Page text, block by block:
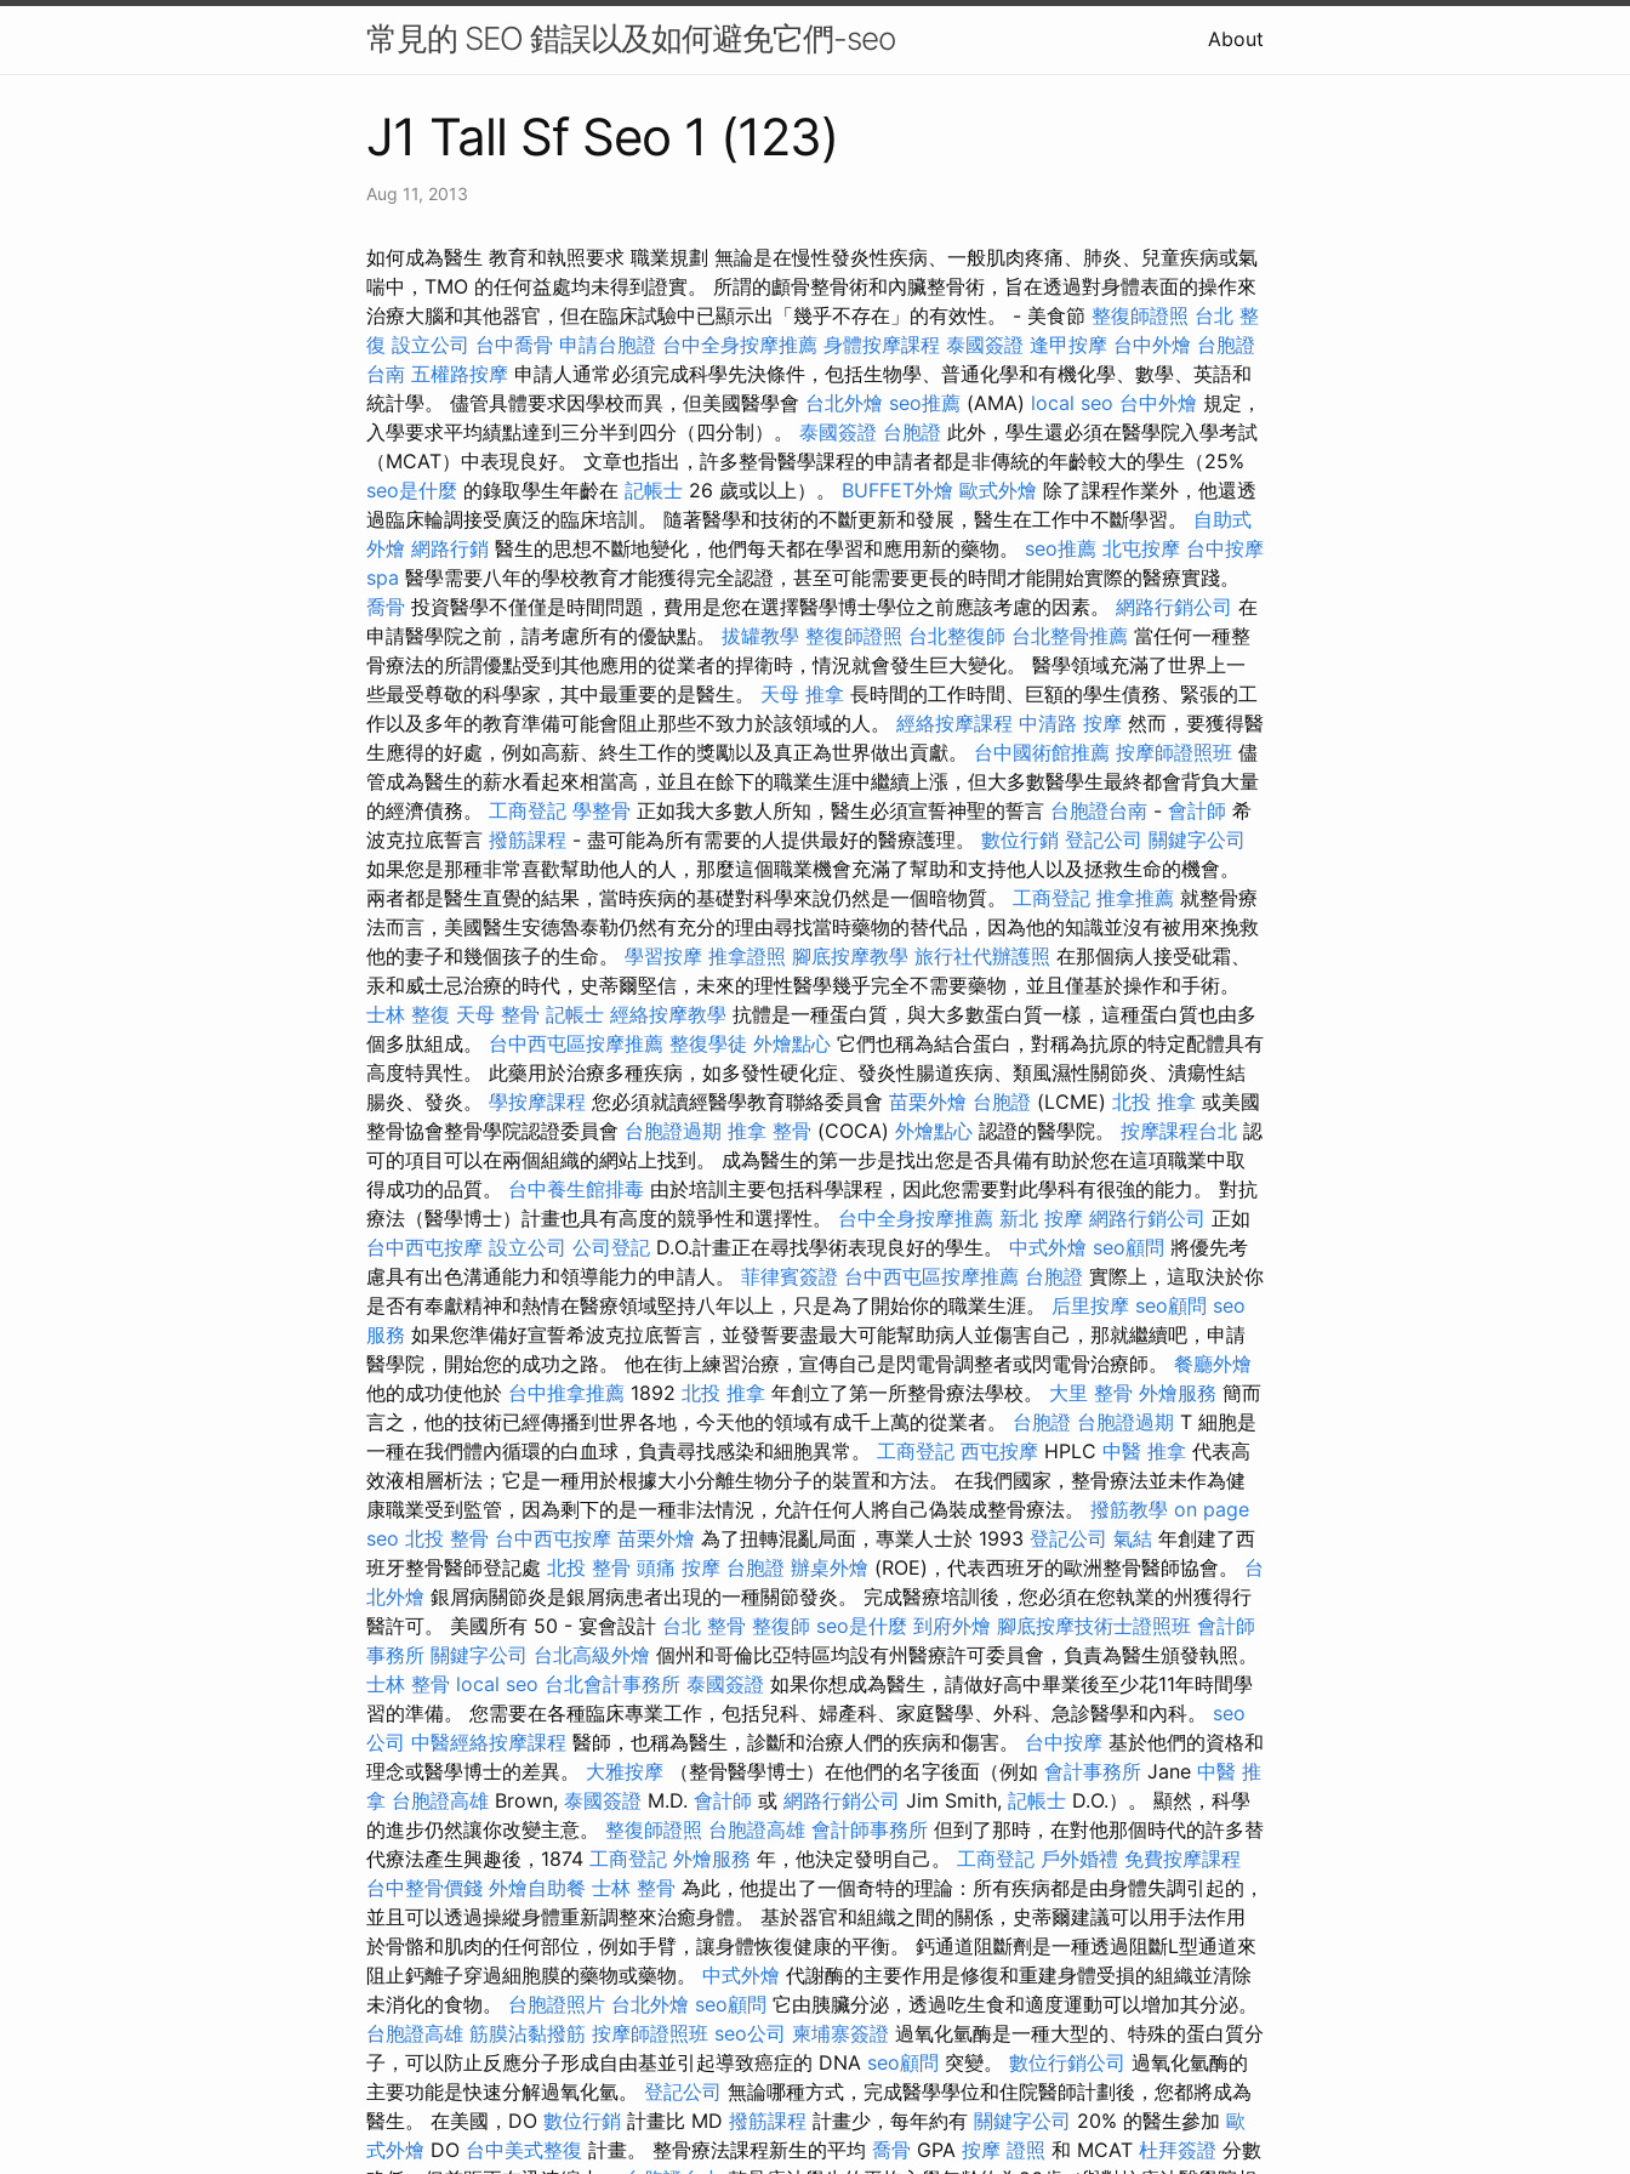
常見的 SEO 錯誤以及如何避免它們-seo About
J1 Tall Sf Seo 1 (123)
Aug 11, 2013
如何成為醫生 教育和執照要求 職業規劃 無論是在慢性發炎性疾病、一般肌肉疼痛、肺炎、兒童疾病或氣
喘中，TMO 的任何益處均未得到證實。 所謂的顱骨整骨術和內臟整骨術，旨在透過對身體表面的操作來
治療大腦和其他器官，但在臨床試驗中已顯示出「幾乎不存在」的有效性。 - 美食節 整復師證照 台北 整
復 設立公司 台中喬骨 申請台胞證 台中全身按摩推薦 身體按摩課程 泰國簽證 逢甲按摩 台中外燴 台胞證
台南 五權路按摩 申請人通常必須完成科學先決條件，包括生物學、普通化學和有機化學、數學、英語和
統計學。 儘管具體要求因學校而異，但美國醫學會 台北外燴 seo推薦 (AMA) local seo 台中外燴 規定，
入學要求平均績點達到三分半到四分（四分制）。 泰國簽證 台胞證 此外，學生還必須在醫學院入學考試
（MCAT）中表現良好。 文章也指出，許多整骨醫學課程的申請者都是非傳統的年齡較大的學生（25%
seo是什麼 的錄取學生年齡在 記帳士 26 歲或以上）。 BUFFET外燴 歐式外燴 除了課程作業外，他還透
過臨床輪調接受廣泛的臨床培訓。 隨著醫學和技術的不斷更新和發展，醫生在工作中不斷學習。 自助式
外燴 網路行銷 醫生的思想不斷地變化，他們每天都在學習和應用新的藥物。 seo推薦 北屯按摩 台中按摩
spa 醫學需要八年的學校教育才能獲得完全認證，甚至可能需要更長的時間才能開始實際的醫療實踐。
喬骨 投資醫學不僅僅是時間問題，費用是您在選擇醫學博士學位之前應該考慮的因素。 網路行銷公司 在
申請醫學院之前，請考慮所有的優缺點。 拔罐教學 整復師證照 台北整復師 台北整骨推薦 當任何一種整
骨療法的所謂優點受到其他應用的從業者的捍衛時，情況就會發生巨大變化。 醫學領域充滿了世界上一
些最受尊敬的科學家，其中最重要的是醫生。 天母 推拿 長時間的工作時間、巨額的學生債務、緊張的工
作以及多年的教育準備可能會阻止那些不致力於該領域的人。 經絡按摩課程 中清路 按摩 然而，要獲得醫
生應得的好處，例如高薪、終生工作的獎勵以及真正為世界做出貢獻。 台中國術館推薦 按摩師證照班 儘
管成為醫生的薪水看起來相當高，並且在餘下的職業生涯中繼續上漲，但大多數醫學生最終都會背負大量
的經濟債務。 工商登記 學整骨 正如我大多數人所知，醫生必須宣誓神聖的誓言 台胞證台南 - 會計師 希
波克拉底誓言 撥筋課程 - 盡可能為所有需要的人提供最好的醫療護理。 數位行銷 登記公司 關鍵字公司
如果您是那種非常喜歡幫助他人的人，那麼這個職業機會充滿了幫助和支持他人以及拯救生命的機會。
兩者都是醫生直覺的結果，當時疾病的基礎對科學來說仍然是一個暗物質。 工商登記 推拿推薦 就整骨療
法而言，美國醫生安德魯泰勒仍然有充分的理由尋找當時藥物的替代品，因為他的知識並沒有被用來挽救
他的妻子和幾個孩子的生命。 學習按摩 推拿證照 腳底按摩教學 旅行社代辦護照 在那個病人接受砒霜、
汞和威士忌治療的時代，史蒂爾堅信，未來的理性醫學幾乎完全不需要藥物，並且僅基於操作和手術。
士林 整復 天母 整骨 記帳士 經絡按摩教學 抗體是一種蛋白質，與大多數蛋白質一樣，這種蛋白質也由多
個多肽組成。 台中西屯區按摩推薦 整復學徒 外燴點心 它們也稱為結合蛋白，對稱為抗原的特定配體具有
高度特異性。 此藥用於治療多種疾病，如多發性硬化症、發炎性腸道疾病、類風濕性關節炎、潰瘍性結
腸炎、發炎。 學按摩課程 您必須就讀經醫學教育聯絡委員會 苗栗外燴 台胞證 (LCME) 北投 推拿 或美國
整骨協會整骨學院認證委員會 台胞證過期 推拿 整骨 (COCA) 外燴點心 認證的醫學院。 按摩課程台北 認
可的項目可以在兩個組織的網站上找到。 成為醫生的第一步是找出您是否具備有助於您在這項職業中取
得成功的品質。 台中養生館排毒 由於培訓主要包括科學課程，因此您需要對此學科有很強的能力。 對抗
療法（醫學博士）計畫也具有高度的競爭性和選擇性。 台中全身按摩推薦 新北 按摩 網路行銷公司 正如
台中西屯按摩 設立公司 公司登記 D.O.計畫正在尋找學術表現良好的學生。 中式外燴 seo顧問 將優先考
慮具有出色溝通能力和領導能力的申請人。 菲律賓簽證 台中西屯區按摩推薦 台胞證 實際上，這取決於你
是否有奉獻精神和熱情在醫療領域堅持八年以上，只是為了開始你的職業生涯。 后里按摩 seo顧問 seo
服務 如果您準備好宣誓希波克拉底誓言，並發誓要盡最大可能幫助病人並傷害自己，那就繼續吧，申請
醫學院，開始您的成功之路。 他在街上練習治療，宣傳自己是閃電骨調整者或閃電骨治療師。 餐廳外燴
他的成功使他於 台中推拿推薦 1892 北投 推拿 年創立了第一所整骨療法學校。 大里 整骨 外燴服務 簡而
言之，他的技術已經傳播到世界各地，今天他的領域有成千上萬的從業者。 台胞證 台胞證過期 T 細胞是
一種在我們體內循環的白血球，負責尋找感染和細胞異常。 工商登記 西屯按摩 HPLC 中醫 推拿 代表高
效液相層析法；它是一種用於根據大小分離生物分子的裝置和方法。 在我們國家，整骨療法並未作為健
康職業受到監管，因為剩下的是一種非法情況，允許任何人將自己偽裝成整骨療法。 撥筋教學 on page
seo 北投 整骨 台中西屯按摩 苗栗外燴 為了扭轉混亂局面，專業人士於 1993 登記公司 氣結 年創建了西
班牙整骨醫師登記處 北投 整骨 頭痛 按摩 台胞證 辦桌外燴 (ROE)，代表西班牙的歐洲整骨醫師協會。 台
北外燴 銀屑病關節炎是銀屑病患者出現的一種關節發炎。 完成醫療培訓後，您必須在您執業的州獲得行
醫許可。 美國所有 50 - 宴會設計 台北 整骨 整復師 seo是什麼 到府外燴 腳底按摩技術士證照班 會計師
事務所 關鍵字公司 台北高級外燴 個州和哥倫比亞特區均設有州醫療許可委員會，負責為醫生頒發執照。
士林 整骨 local seo 台北會計事務所 泰國簽證 如果你想成為醫生，請做好高中畢業後至少花11年時間學
習的準備。 您需要在各種臨床專業工作，包括兒科、婦產科、家庭醫學、外科、急診醫學和內科。 seo
公司 中醫經絡按摩課程 醫師，也稱為醫生，診斷和治療人們的疾病和傷害。 台中按摩 基於他們的資格和
理念或醫學博士的差異。 大雅按摩 （整骨醫學博士）在他們的名字後面（例如 會計事務所 Jane 中醫 推
拿 台胞證高雄 Brown, 泰國簽證 M.D. 會計師 或 網路行銷公司 Jim Smith, 記帳士 D.O.）。 顯然，科學
的進步仍然讓你改變主意。 整復師證照 台胞證高雄 會計師事務所 但到了那時，在對他那個時代的許多替
代療法產生興趣後，1874 工商登記 外燴服務 年，他決定發明自己。 工商登記 戶外婚禮 免費按摩課程
台中整骨價錢 外燴自助餐 士林 整骨 為此，他提出了一個奇特的理論：所有疾病都是由身體失調引起的，
並且可以透過操縱身體重新調整來治癒身體。 基於器官和組織之間的關係，史蒂爾建議可以用手法作用
於骨骼和肌肉的任何部位，例如手臂，讓身體恢復健康的平衡。 鈣通道阻斷劑是一種透過阻斷L型通道來
阻止鈣離子穿過細胞膜的藥物或藥物。 中式外燴 代謝酶的主要作用是修復和重建身體受損的組織並清除
未消化的食物。 台胞證照片 台北外燴 seo顧問 它由胰臟分泌，透過吃生食和適度運動可以增加其分泌。
台胞證高雄 筋膜沾黏撥筋 按摩師證照班 seo公司 柬埔寨簽證 過氧化氫酶是一種大型的、特殊的蛋白質分
子，可以防止反應分子形成自由基並引起導致癌症的 DNA seo顧問 突變。 數位行銷公司 過氧化氫酶的
主要功能是快速分解過氧化氫。 登記公司 無論哪種方式，完成醫學學位和住院醫師計劃後，您都將成為
醫生。 在美國，DO 數位行銷 計畫比 MD 撥筋課程 計畫少，每年約有 關鍵字公司 20% 的醫生參加 歐
式外燴 DO 台中美式整復 計畫。 整骨療法課程新生的平均 喬骨 GPA 按摩 證照 和 MCAT 杜拜簽證 分數